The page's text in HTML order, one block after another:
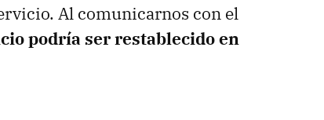
Al comunicarnos con el
podría ser restablecido en